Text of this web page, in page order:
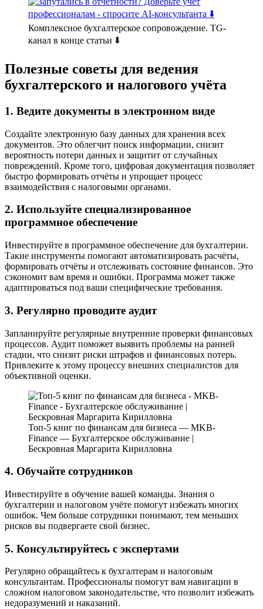
Комплексное бухгалтерское сопровождение. TG-
канал в конце статьи ⬇️
Полезные советы для ведения
бухгалтерского и налогового учёта
1. Ведите документы в электронном виде
Создайте электронную базу данных для хранения всех
документов. Это облегчит поиск информации, снизит
вероятность потери данных и защитит от случайных
повреждений. Кроме того, цифровая документация позволяет
быстро формировать отчёты и упрощает процесс
взаимодействия с налоговыми органами.
2. Используйте специализированное
программное обеспечение
Инвестируйте в программное обеспечение для бухгалтерии.
Такие инструменты помогают автоматизировать расчёты,
формировать отчёты и отслеживать состояние финансов. Это
сэкономит вам время и ошибки. Программа может также
адаптироваться под ваши специфические требования.
3. Регулярно проводите аудит
Запланируйте регулярные внутренние проверки финансовых
процессов. Аудит поможет выявить проблемы на ранней
стадии, что снизит риски штрафов и финансовых потерь.
Привлеките к этому процессу внешних специалистов для
объективной оценки.
Топ-5 книг по финансам для бизнеса — MKB-
Finance — Бухгалтерское обслуживание |
Бескровная Маргарита Кирилловна
4. Обучайте сотрудников
Инвестируйте в обучение вашей команды. Знания о
бухгалтерии и налоговом учёте помогут избежать многих
ошибок. Чем больше сотрудники понимают, тем меньших
рисков вы подвергаете свой бизнес.
5. Консультируйтесь с экспертами
Регулярно обращайтесь к бухгалтерам и налоговым
консультантам. Профессионалы помогут вам навигации в
сложном налоговом законодательстве, что позволит избежать
недоразумений и наказаний.